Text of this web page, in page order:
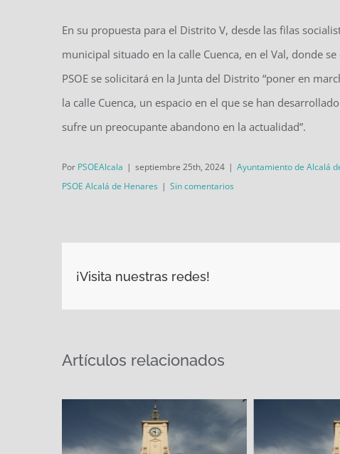
En su propuesta para el Distrito V, desde las filas
municipal situado en la calle Cuenca, en el Val, donde
PSOE se solicitará en la Junta del Distrito “poner en
la calle Cuenca, un espacio en el que se han
sufre un preocupante abandono en la actualidad”.
Por PSOEAlcala | septiembre 25th, 2024 | Ayuntamiento de Alcalá
PSOE Alcalá de Henares | Sin comentarios
¡Visita nuestras redes!
Artículos relacionados